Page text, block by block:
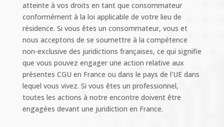
atteinte à vos droits en tant que consommateur
conformément à la loi applicable de votre lieu de
résidence. Si vous êtes un consommateur, vous et
nous acceptons de se soumettre à la compétence
non-exclusive des juridictions françaises, ce qui signifie
que vous pouvez engager une action relative aux
présentes CGU en France ou dans le pays de l'UE dans
lequel vous vivez. Si vous êtes un professionnel,
toutes les actions à notre encontre doivent être
engagées devant une juridiction en France.